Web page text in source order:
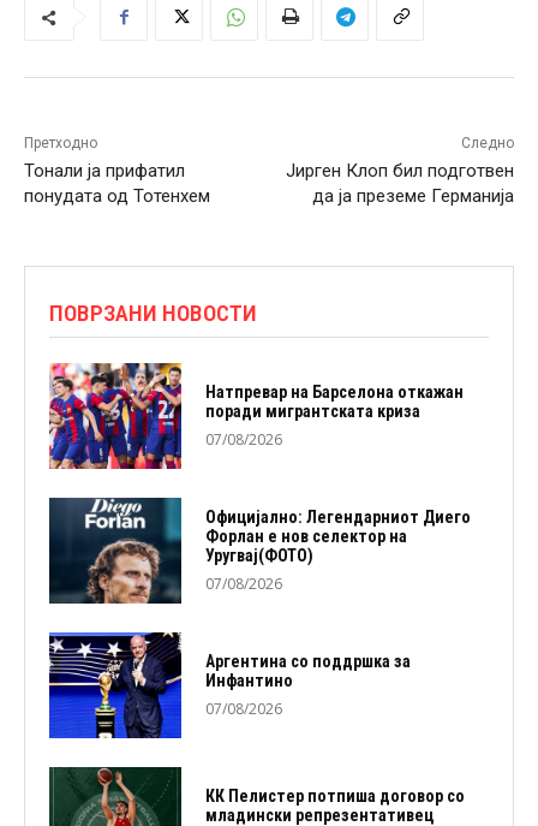
Претходно
Тонали ја прифатил
понудата од Тотенхем
Следно
Јирген Клоп бил подготвен
да ја преземе Германија
ПОВРЗАНИ НОВОСТИ
Натпревар на Барселона откажан
поради мигрантската криза
07/08/2026
Официјално: Легендарниот Диего
Форлан е нов селектор на
Уругвај(ФОТО)
07/08/2026
Аргентина со поддршка за
Инфантино
07/08/2026
КК Пелистер потпиша договор со
младински репрезентативец